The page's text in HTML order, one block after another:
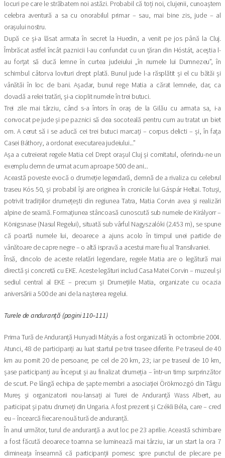
locuri pe care le străbatem noi astăzi. Probabil că toți noi, clujenii, cunoaștem
celebra aventură a sa cu onorabilul primar – sau, mai bine zis, jude – al
orașului nostru.
După ce și-a lăsat armata în secret la Huedin, a venit pe jos până la Cluj.
Îmbrăcat astfel încât paznicii l-au confundat cu un țăran din Hóstát, aceștia l-
au forțat să ducă lemne în curtea judeiului „în numele lui Dumnezeu”, în
schimbul câtorva lovituri drept plată. Bunul jude l-a răsplătit și el cu bătăi și
vânătăi în loc de bani. Așadar, bunul rege Matia a cărat lemnele, dar, ca
dovadă a relei tratări, și-a cioplit numele în trei butuci.
Trei zile mai târziu, când s-a întors în oraș de la Gilău cu armata sa, i-a
convocat pe jude și pe paznici să dea socoteală pentru cum au tratat un biet
om. A cerut să i se aducă cei trei butuci marcați – corpus delicti – și, în fața
Casei Báthory, a ordonat executarea judeiului...”
Așa a cutreierat regele Matia cel Drept orașul Cluj și comitatul, oferindu-ne un
exemplu demn de urmat acum aproape 500 de ani...
Această poveste evocă o drumeție legendară, demnă de a rivaliza cu celebrul
traseu Kós 50, și probabil își are originea în cronicile lui Gáspár Heltai. Totuși,
potrivit tradițiilor drumețești din regiunea Tatra, Matia Corvin avea și realizări
alpine de seamă. Formațiunea stâncoasă cunoscută sub numele de Királyorr –
Königsnase (Nasul Regelui), situată sub vârful Nagyszalóki (2.453 m), se spune
că poartă numele lui, deoarece a ajuns acolo în timpul unei partide de
vânătoare de capre negre – o altă ispravă a acestui mare fiu al Transilvaniei.
Însă, dincolo de aceste relatări legendare, regele Matia are o legătură mai
directă și concretă cu EKE. Aceste legături includ Casa Matei Corvin – muzeul și
sediul central al EKE – precum și Drumețiile Matia, organizate cu ocazia
aniversării a 500 de ani de la nașterea regelui.
Turele de anduranță (pagini 110–111)
Prima Tură de Anduranță Hunyadi Mátyás a fost organizată în octombrie 2004.
Atunci, 48 de participanți au luat startul pe trei trasee diferite. Pe traseul de 40
km au pornit 20 de persoane; pe cel de 20 km, 23; iar pe traseul de 10 km,
șase participanți au început și au finalizat drumeția – într-un timp surprinzător
de scurt. Pe lângă echipa de șapte membri a asociației Örökmozgó din Târgu
Mureș și organizatorii nou-lansați ai Turei de Anduranță Wass Albert, au
participat și patru drumeți din Ungaria. A fost prezent și Czékli Béla, care – cred
eu – încearcă fiecare nouă tură de anduranță.
În anul următor, turul de anduranță a avut loc pe 23 aprilie. Această schimbare
a fost făcută deoarece toamna se luminează mai târziu, iar un start la ora 7
dimineața înseamnă că participanții pornesc spre punctul de plecare pe